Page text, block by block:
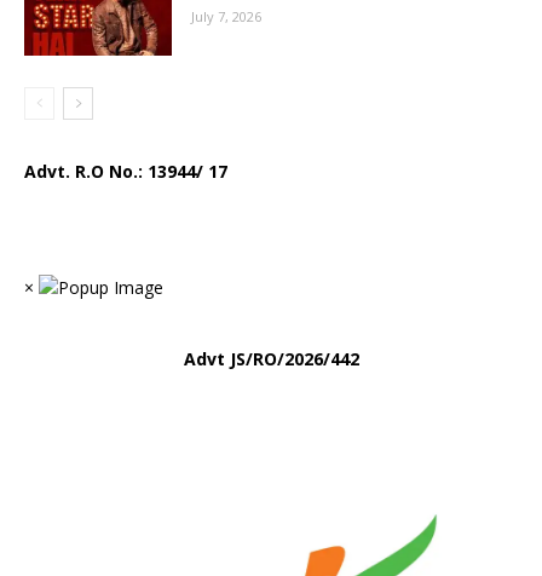
July 7, 2026
Advt. R.O No.: 13944/ 17
×
Advt JS/RO/2026/442